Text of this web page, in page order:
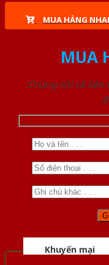
MUA HÀNG
MUA
Chúng tôi sẽ
Khuyến mại